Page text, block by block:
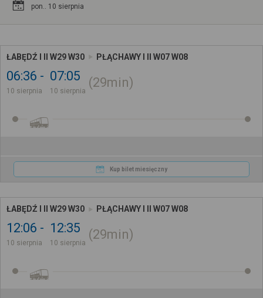
pon.. 10 sierpnia
ŁABĘDŹ I II W29 W30 PŁĄCHAWY I II W07 W08
06:36
10 sierpnia
07:05
10 sierpnia
29min
Kup bilet miesięczny
ŁABĘDŹ I II W29 W30 PŁĄCHAWY I II W07 W08
12:06
10 sierpnia
12:35
10 sierpnia
29min